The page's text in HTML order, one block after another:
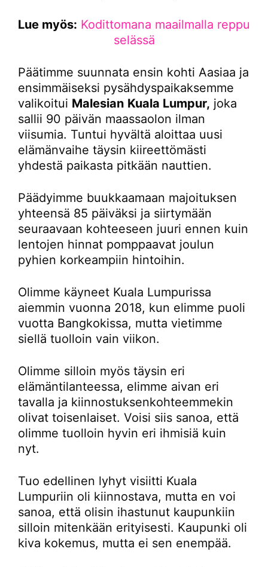
Lue myös: Kodittomana maailmalla reppu
selässä
Päätimme suunnata ensin kohti Aasiaa ja
ensimmäiseksi pysähdyspaikaksemme
valikoitui Malesian Kuala Lumpur, joka
sallii 90 päivän maassaolon ilman
viisumia. Tuntui hyvältä aloittaa uusi
elämänvaihe täysin kiireettömästi
yhdestä paikasta pitkään nauttien.
Päädyimme buukkaamaan majoituksen
yhteensä 85 päiväksi ja siirtymään
seuraavaan kohteeseen juuri ennen kuin
lentojen hinnat pomppaavat joulun
pyhien korkeampiin hintoihin.
Olimme käyneet Kuala Lumpurissa
aiemmin vuonna 2018, kun elimme puoli
vuotta Bangkokissa, mutta vietimme
siellä tuolloin vain viikon.
Olimme silloin myös täysin eri
elämäntilanteessa, elimme aivan eri
tavalla ja kiinnostuksenkohteemmekin
olivat toisenlaiset. Voisi siis sanoa, että
olimme tuolloin hyvin eri ihmisiä kuin
nyt.
Tuo edellinen lyhyt visiitti Kuala
Lumpuriin oli kiinnostava, mutta en voi
sanoa, että olisin ihastunut kaupunkiin
silloin mitenkään erityisesti. Kaupunki oli
kiva kokemus, mutta ei sen enempää.